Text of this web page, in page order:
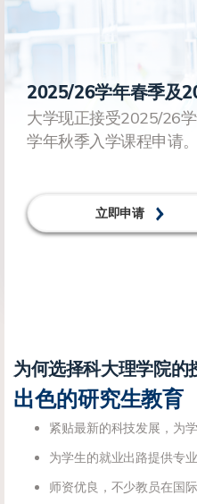
2025/26学年春季及
大学现正接受2025/26
学年秋季入学课程申请。
立即申请
为何选择科大理学院的
出色的研究生教育
紧贴最新的科技发展，为
为学生的就业出路提供专
师资优良，不少教员在国